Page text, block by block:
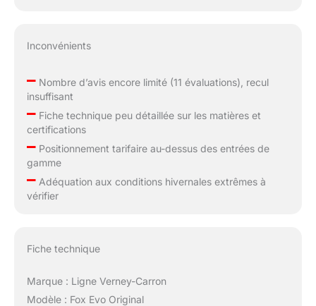
Inconvénients
–Nombre d’avis encore limité (11 évaluations), recul
insuffisant
–Fiche technique peu détaillée sur les matières et
certifications
–Positionnement tarifaire au-dessus des entrées de
gamme
–Adéquation aux conditions hivernales extrêmes à
vérifier
Fiche technique
Marque : Ligne Verney-Carron
Modèle : Fox Evo Original